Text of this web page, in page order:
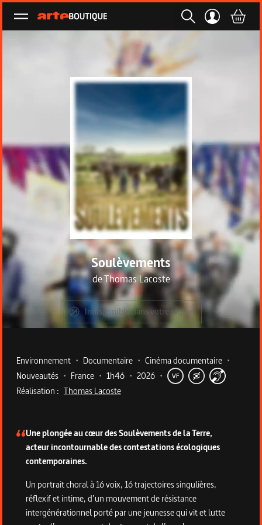
Ouvrir le menu
Soulèvements
deThomas Lacoste
Indisponible dans votre région
Metadata du programme
Environnement • Documentaire • Cinéma documentaire •
Nouveautés • France • 1h46 • 2026 • VF
Réalisation : Thomas Lacoste
Une plongée au cœur des Soulèvements de la Terre,
acteur incontournable des contestations écologiques
contemporaines.
Un portrait choral à 16 voix, 16 trajectoires singulières,
réflexif et intime, d’un mouvement de résistance
intergénérationnel porté par une jeunesse qui vit et lutte